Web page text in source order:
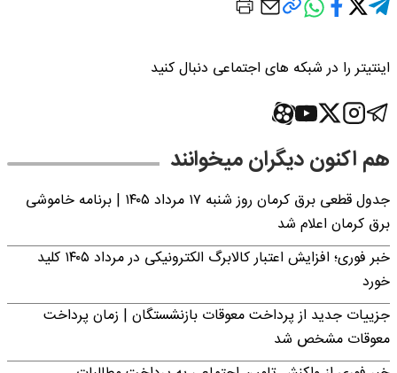
اینتیتر را در شبکه های اجتماعی دنبال کنید
هم اکنون دیگران میخوانند
جدول قطعی برق کرمان روز شنبه ۱۷ مرداد ۱۴۰۵ | برنامه خاموشی
برق کرمان اعلام شد
خبر فوری؛ افزایش اعتبار کالابرگ الکترونیکی در مرداد ۱۴۰۵ کلید
خورد
جزییات جدید از پرداخت معوقات بازنشستگان | زمان پرداخت
معوقات مشخص شد